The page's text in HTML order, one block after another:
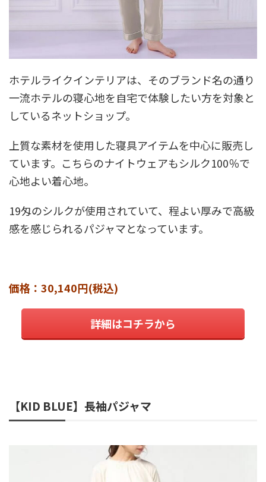
ホテルライクインテリアは、そのブランド名の通り
一流ホテルの寝心地を自宅で体験したい方を対象と
しているネットショップ。
上質な素材を使用した寝具アイテムを中心に販売し
ています。こちらのナイトウェアもシルク100％で
心地よい着心地。
19匁のシルクが使用されていて、程よい厚みで高級
感を感じられるパジャマとなっています。
価格：30,140円(税込)
詳細はコチラから
【KID BLUE】長袖パジャマ